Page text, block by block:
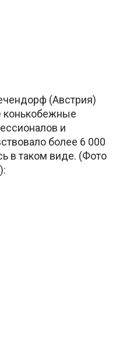
(Австрия)
конькобежные
и
более 6 000
в таком виде. (Фото